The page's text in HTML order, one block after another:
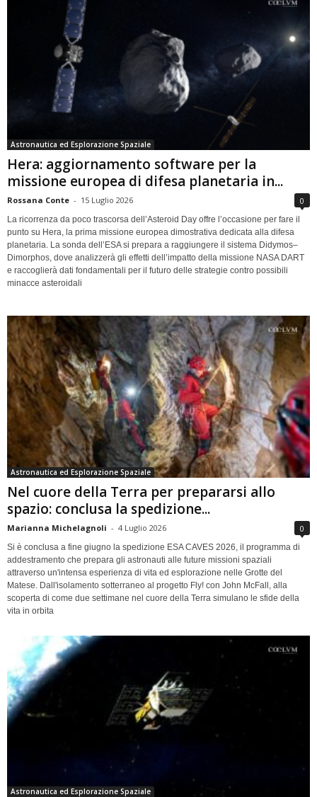
Astronautica ed Esplorazione Spaziale
Hera: aggiornamento software per la
missione europea di difesa planetaria in...
Rossana Conte - 15 Luglio 2026 0
La ricorrenza da poco trascorsa dell’Asteroid Day offre l’occasione per fare il
punto su Hera, la prima missione europea dimostrativa dedicata alla difesa
planetaria. La sonda dell’ESA si prepara a raggiungere il sistema Didymos–
Dimorphos, dove analizzerà gli effetti dell’impatto della missione NASA DART
e raccoglierà dati fondamentali per il futuro delle strategie contro possibili
minacce asteroidali
Astronautica ed Esplorazione Spaziale
Nel cuore della Terra per prepararsi allo
spazio: conclusa la spedizione...
Marianna Michelagnoli - 4 Luglio 2026 0
Si è conclusa a fine giugno la spedizione ESA CAVES 2026, il programma di
addestramento che prepara gli astronauti alle future missioni spaziali
attraverso un'intensa esperienza di vita ed esplorazione nelle Grotte del
Matese. Dall'isolamento sotterraneo al progetto Fly! con John McFall, alla
scoperta di come due settimane nel cuore della Terra simulano le sfide della
vita in orbita
Astronautica ed Esplorazione Spaziale